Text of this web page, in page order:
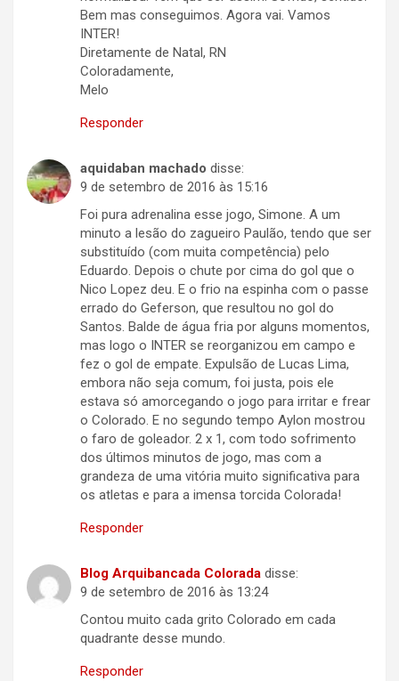
Bem mas conseguimos. Agora vai. Vamos
INTER!
Diretamente de Natal, RN
Coloradamente,
Melo
Responder
aquidaban machado disse:
9 de setembro de 2016 às 15:16
Foi pura adrenalina esse jogo, Simone. A um
minuto a lesão do zagueiro Paulão, tendo que ser
substituído (com muita competência) pelo
Eduardo. Depois o chute por cima do gol que o
Nico Lopez deu. E o frio na espinha com o passe
errado do Geferson, que resultou no gol do
Santos. Balde de água fria por alguns momentos,
mas logo o INTER se reorganizou em campo e
fez o gol de empate. Expulsão de Lucas Lima,
embora não seja comum, foi justa, pois ele
estava só amorcegando o jogo para irritar e frear
o Colorado. E no segundo tempo Aylon mostrou
o faro de goleador. 2 x 1, com todo sofrimento
dos últimos minutos de jogo, mas com a
grandeza de uma vitória muito significativa para
os atletas e para a imensa torcida Colorada!
Responder
Blog Arquibancada Colorada disse:
9 de setembro de 2016 às 13:24
Contou muito cada grito Colorado em cada
quadrante desse mundo.
Responder